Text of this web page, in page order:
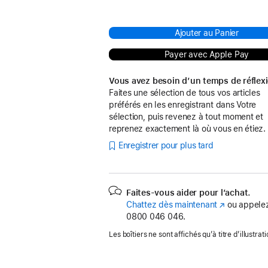
Ajouter au Panier
Payer avec Apple Pay
Vous avez besoin d’un temps de
Faites une sélection de tous vos articles
préférés en les enregistrant dans Votre
sélection, puis revenez à tout moment et
reprenez exactement là où vous en étiez.
Enregistrer pour plus tard
Faites-vous aider pour l’achat.
Chattez dès maintenant (s’ouvre
nouvelle
ou
0800 046 046.
Les boîtiers ne sont affichés qu’à titre